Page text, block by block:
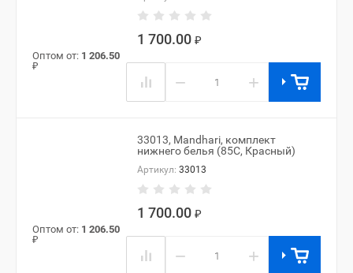
1 700.00 ₽
Оптом от: 1 206.50
₽
− +
33013, Mandhari, комплект
нижнего белья (85C, Красный)
Артикул: 33013
1 700.00 ₽
Оптом от: 1 206.50
₽
− +